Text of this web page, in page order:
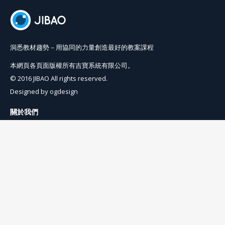
洞悉教材趨勢－用協同的力量創造最好的教案課程
本網頁各頁面版權所有吉寶系統有限公司。
© 2016 JIBAO All rights reserved.
Designed byogdesign
關於我們